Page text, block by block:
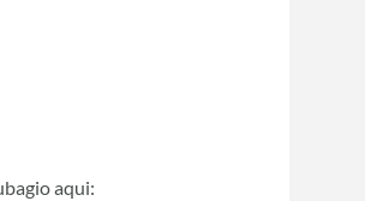
aqui: